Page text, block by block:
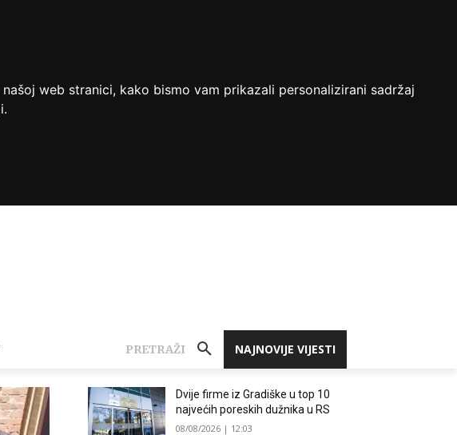
web stranici, kako bismo vam prikazali personalizirani sadržaj
NAJNOVIJE VIJESTI
PRETRAŽI
Dvije firme iz Gradiške u top 10
najvećih poreskih dužnika u RS
08/08/2026 | 12:03